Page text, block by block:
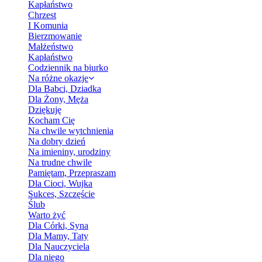
Kapłaństwo
Chrzest
I Komunia
Bierzmowanie
Małżeństwo
Kapłaństwo
Codziennik na biurko
Na różne okazje
Dla Babci, Dziadka
Dla Żony, Męża
Dziękuję
Kocham Cię
Na chwile wytchnienia
Na dobry dzień
Na imieniny, urodziny
Na trudne chwile
Pamiętam, Przepraszam
Dla Cioci, Wujka
Sukces, Szczęście
Ślub
Warto żyć
Dla Córki, Syna
Dla Mamy, Taty
Dla Nauczyciela
Dla niego